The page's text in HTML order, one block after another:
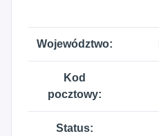
Województwo:
Kod
pocztowy:
Status: